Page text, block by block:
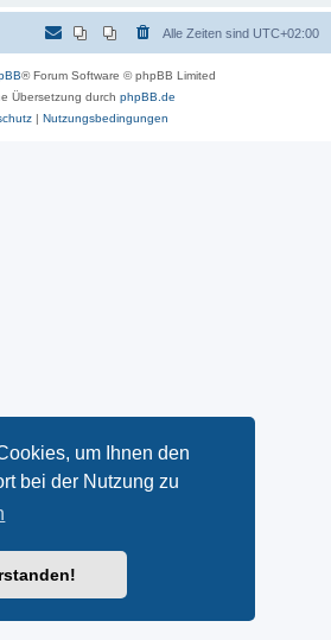
um Ihnen den
bei der Nutzung zu
Alle Zeiten sind UTC+02:00
® Forum Software © phpBB Limited
Übersetzung durch phpBB.de
| Nutzungsbedingungen